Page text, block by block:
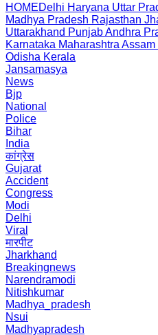
HOMEDelhi Haryana Uttar
Madhya Pradesh Rajasthan
Uttarakhand PunjabAndhra
Karnataka Maharashtra Assam
Odisha Kerala
Jansamasya
News
Bjp
National
Police
Bihar
India
कांग्रेस
Gujarat
Accident
Congress
Modi
Delhi
Viral
मारपीट
Jharkhand
Breakingnews
Narendramodi
Nitishkumar
Madhya_pradesh
Nsui
Madhyapradesh